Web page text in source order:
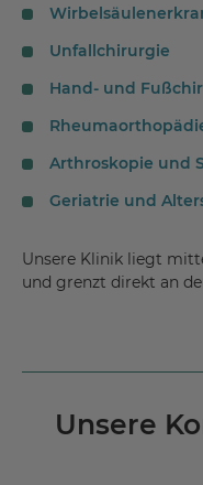
Unfallchirurgie
Hand- und
Arthroskopie und
Geriatrie und
Unsere Klinik liegt
und grenzt direkt an
Unsere